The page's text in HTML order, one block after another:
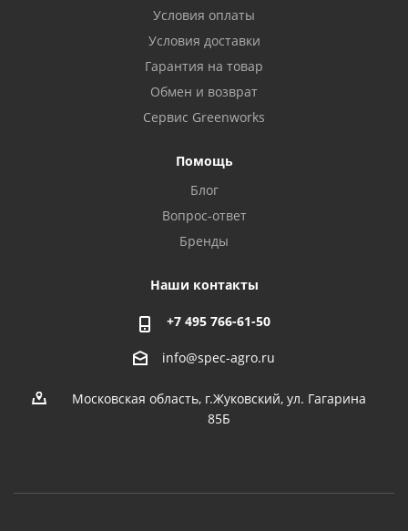
Условия оплаты
Условия доставки
Гарантия на товар
Обмен и возврат
Сервис Greenworks
Помощь
Блог
Вопрос-ответ
Бренды
Наши контакты
+7 495 766-61-50
info@spec-agro.ru
Московская область, г.Жуковский, ул. Гагарина
85Б